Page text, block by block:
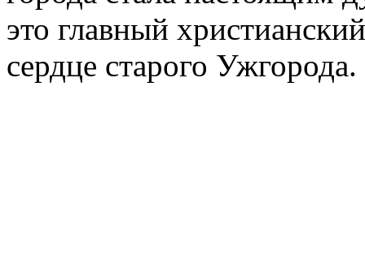
это главный
сердце старого Ужгорода.